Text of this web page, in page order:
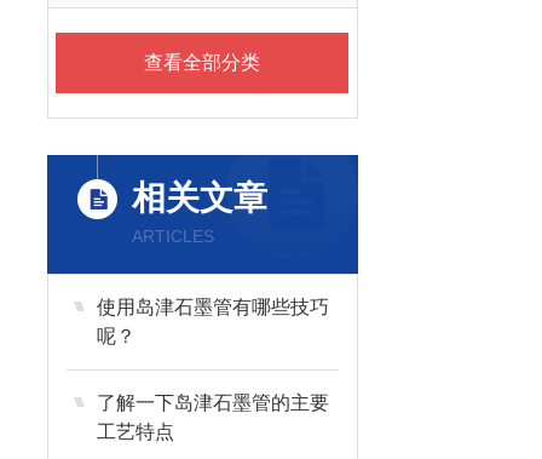
查看全部分类
相关文章
ARTICLES
使用岛津石墨管有哪些技巧
呢？
了解一下岛津石墨管的主要
工艺特点